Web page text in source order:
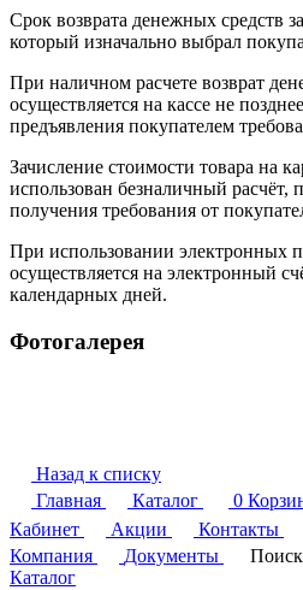
Срок возврата денежных средств
который изначально выбрал
При наличном расчете возврат
осуществляется на кассе не
предъявления покупателем
Зачисление стоимости товара на
использован безналичный расчёт,
получения требования от
При использовании электронных
осуществляется на электронный
календарных дней.
Фотогалерея
Назад к списку
Главная
Каталог 0
Кабинет
Акции Контакты
Компания
Документы Поиск
Каталог